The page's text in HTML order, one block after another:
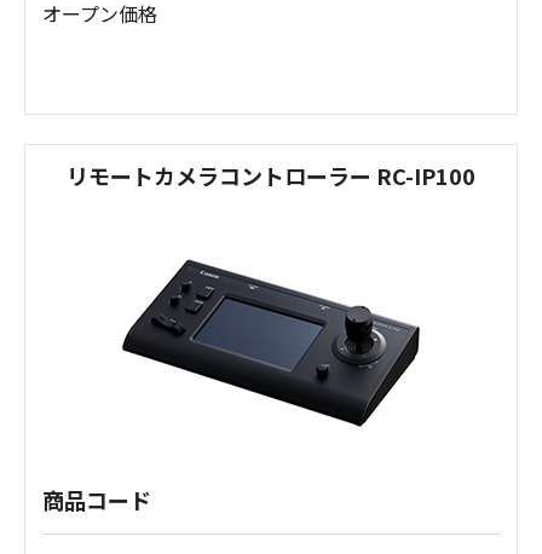
オープン価格
リモートカメラコントローラー RC-IP100
商品コード